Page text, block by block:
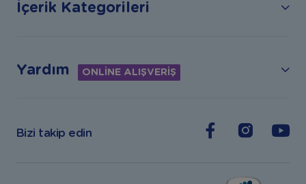
İçerik Kategorileri
Yardım ONLİNE ALIŞVERİŞ
Bizi takip edin